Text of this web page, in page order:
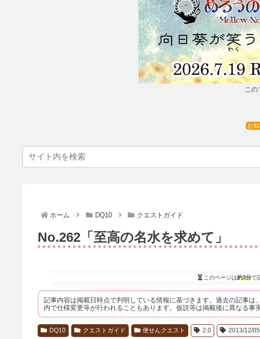
こ
お
ホーム DQ10 クエストガイド
No.262「至高の名水を求めて」
このページは約3分で
記事内容は掲載日時点で判明している情報に基づきます。過去の記事
内で仕様変更等が行われることもあります。仮説等は掲載後に異なる事
DQ10 クエストガイド 便せんクエスト 2.0 2013/12/05